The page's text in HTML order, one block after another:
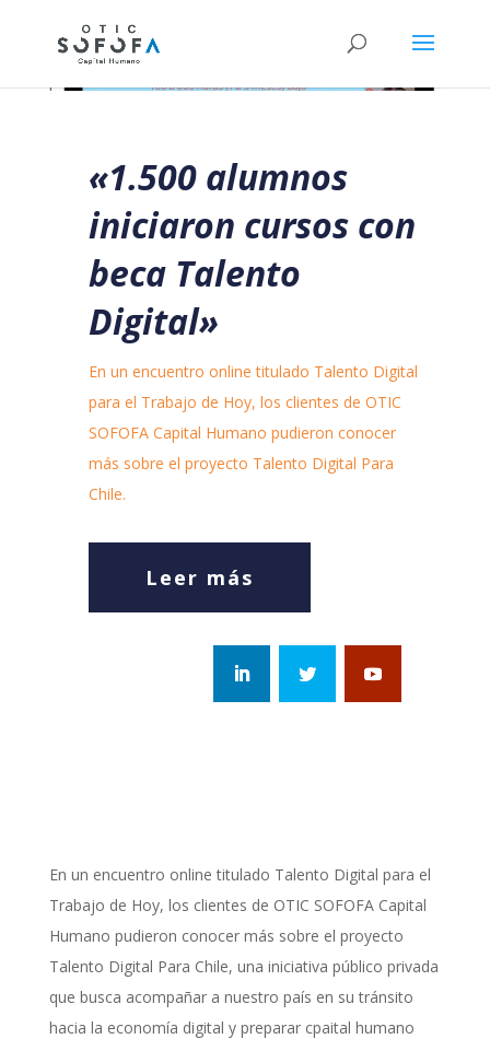
«1.500 alumnos
iniciaron cursos con
beca Talento
Digital»
En un encuentro online titulado Talento Digital
para el Trabajo de Hoy, los clientes de OTIC
SOFOFA Capital Humano pudieron conocer
más sobre el proyecto Talento Digital Para
Chile.
Leer más
En un encuentro online titulado Talento Digital para el
Trabajo de Hoy, los clientes de OTIC SOFOFA Capital
Humano pudieron conocer más sobre el proyecto
Talento Digital Para Chile, una iniciativa público privada
que busca acompañar a nuestro país en su tránsito
hacia la economía digital y preparar cpaital humano